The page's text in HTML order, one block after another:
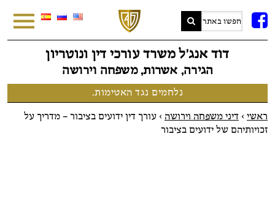
FB
דוד אנג׳ל משרד עורכי דין ונוטריון
הגירה, אשרות, משפחה וירושה
נלחמים נגד האטימות.
ראשי > דיני משפחה וירושה > עורך דין ידועים בציבור – מדריך על
זכויותיהם של ידועים בציבור